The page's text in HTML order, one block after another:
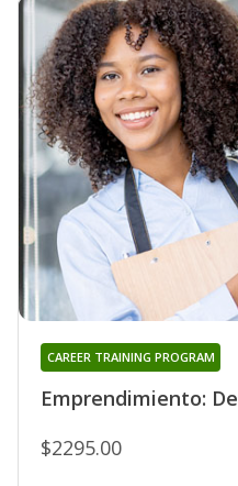
Emprendimiento:
CAREER TRAINING PROGRAM
$2295.00